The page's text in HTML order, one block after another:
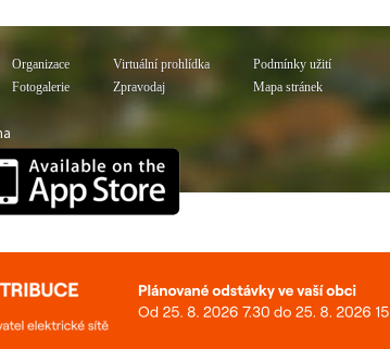
Organizace
Fotogalerie
Virtuální prohlídka
Zpravodaj
Podmínky užití
Mapa stránek